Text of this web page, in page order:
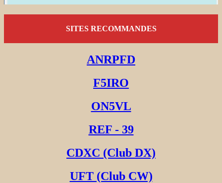
SITES RECOMMANDES
ANRPFD
F5IRO
ON5VL
REF - 39
CDXC (Club DX)
UFT (Club CW)